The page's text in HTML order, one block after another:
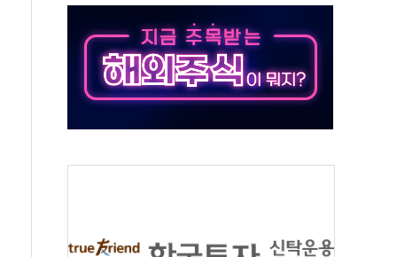
결… 수니파 국가들의 새 안보 협력 구도
온 59㎡ 18억원대
부-서울시 '정책 엇박자'